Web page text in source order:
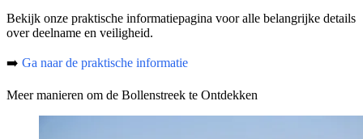
Bekijk onze praktische informatiepagina voor alle belangrijke details
over deelname en veiligheid.
➡️ Ga naar de praktische informatie
Meer manieren om de Bollenstreek te Ontdekken